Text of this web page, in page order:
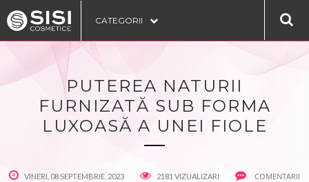
CATEGORII
PUTEREA NATURII
FURNIZATĂ SUB FORMA
LUXOASĂ A UNEI FIOLE
VINERI, 08 SEPTEMBRIE, 2023 2181 VIZUALIZARI COMENTARII